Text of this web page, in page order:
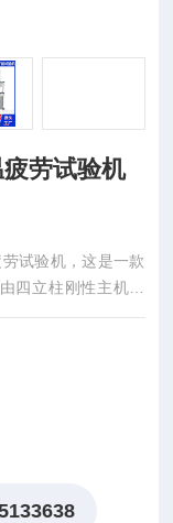
劳试验机
试验机，这是一款
四立柱刚性主机框
服电控控制柜、高